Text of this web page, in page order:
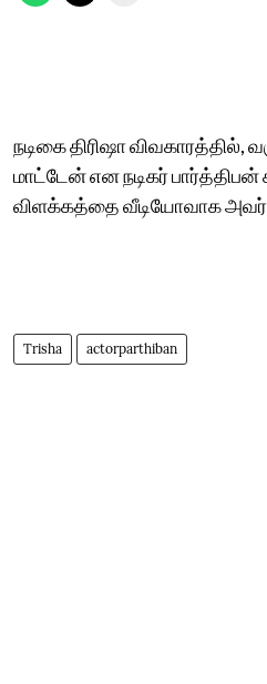
நடிகை திரிஷா விவகாரத்தில்,
மாட்டேன் என நடிகர் பார்த்திபன்
விளக்கத்தை வீடியோவாக அவர்
Trisha actorparthiban